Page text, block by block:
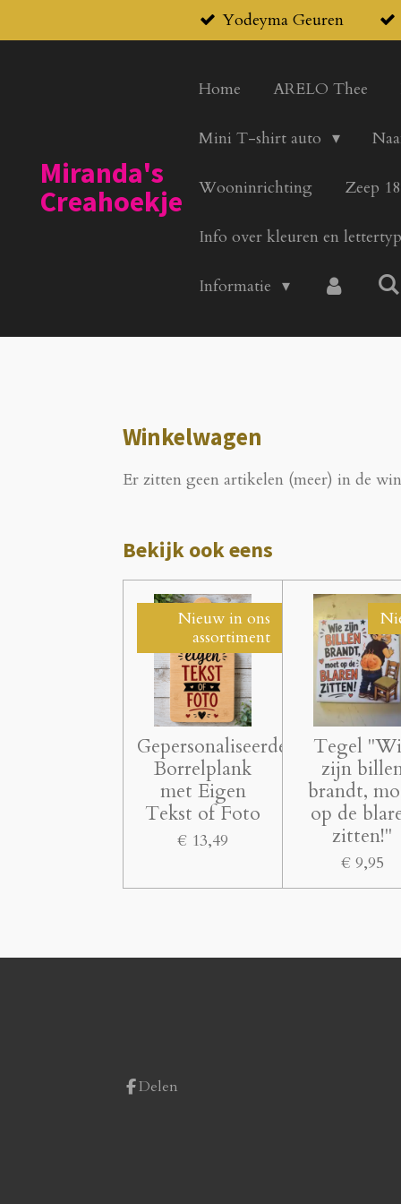
direct
Yodeyma Geuren
Miranda's
Creahoekje
Home ARELO Thee
Mini T-shirt auto
Wooninrichting Zeep
Info over kleuren en
Informatie
Winkelwagen
Er zitten geen artikelen (meer) in de
Bekijk ook eens
Nieuw in ons
assortiment
Gepersonaliseerde
Borrelplank
met Eigen
Tekst of Foto
€ 13,49
Tegel
zijn
brandt,
op de
zitten!"
€ 9,95
Delen